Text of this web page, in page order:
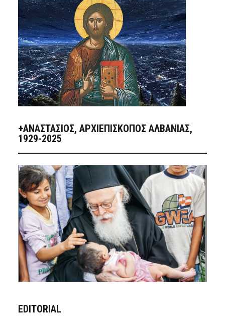
+ΑΝΑΣΤΆΣΙΟΣ, ΑΡΧΙΕΠΊΣΚΟΠΟΣ ΑΛΒΑΝΊΑΣ,
1929-2025
EDITORIAL